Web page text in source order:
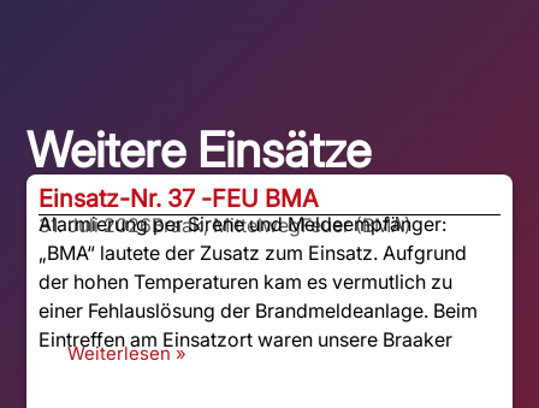
Weitere Einsätze
Einsatz-Nr. 37 -FEU BMA
31. Juli 2026Braak, MittelwegFeuer (BMA)
Alarmierung per Sirene und Meldeempfänger:
„BMA“ lautete der Zusatz zum Einsatz. Aufgrund
der hohen Temperaturen kam es vermutlich zu
einer Fehlauslösung der Brandmeldeanlage. Beim
Eintreffen am Einsatzort waren unsere Braaker
Weiterlesen »